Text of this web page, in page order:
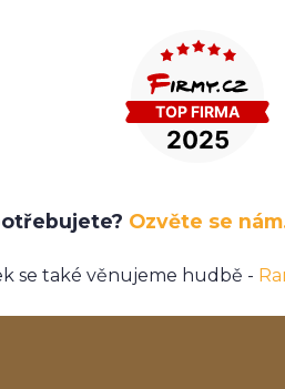
Ozvěte se
se také věnujeme hudbě -